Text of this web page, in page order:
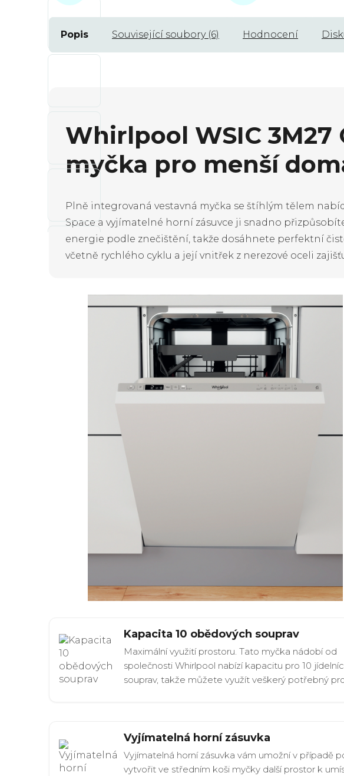
Popis Související soubory (6) Hodnocení
Whirlpool WSIC
myčka pro menší
Plně integrovaná vestavná myčka se štíhlým tělem
Space a vyjímatelné horní zásuvce ji snadno
energie podle znečištění, takže dosáhnete perfektní
včetně rychlého cyklu a její vnitřek z nerezové oceli
Kapacita 10 obědových souprav
Maximální využití prostoru. Tato myčka nádobí od
společnosti Whirlpool nabízí kapacitu pro 10
souprav, takže můžete využít veškerý potřebný
Vyjímatelná horní zásuvka
Vyjímatelná horní zásuvka vám umožní v případě
vytvořit ve středním koši myčky další prostor k